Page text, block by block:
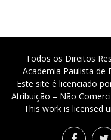
Todos os Direitos
Academia Paulista de
Este site é licenciado
Atribuição – Não
This work is licensed